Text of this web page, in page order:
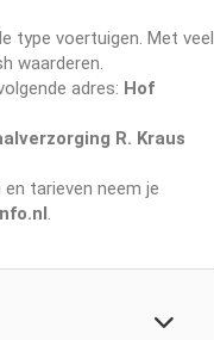
type voertuigen. Met veel
waarderen.
adres: Hof
R. Kraus
tarieven neem je
.